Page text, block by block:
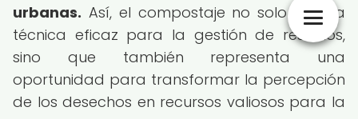
urbanas. Así, el compostaje no solo es una
técnica eficaz para la gestión de residuos,
sino que también representa una
oportunidad para transformar la percepción
de los desechos en recursos valiosos para la